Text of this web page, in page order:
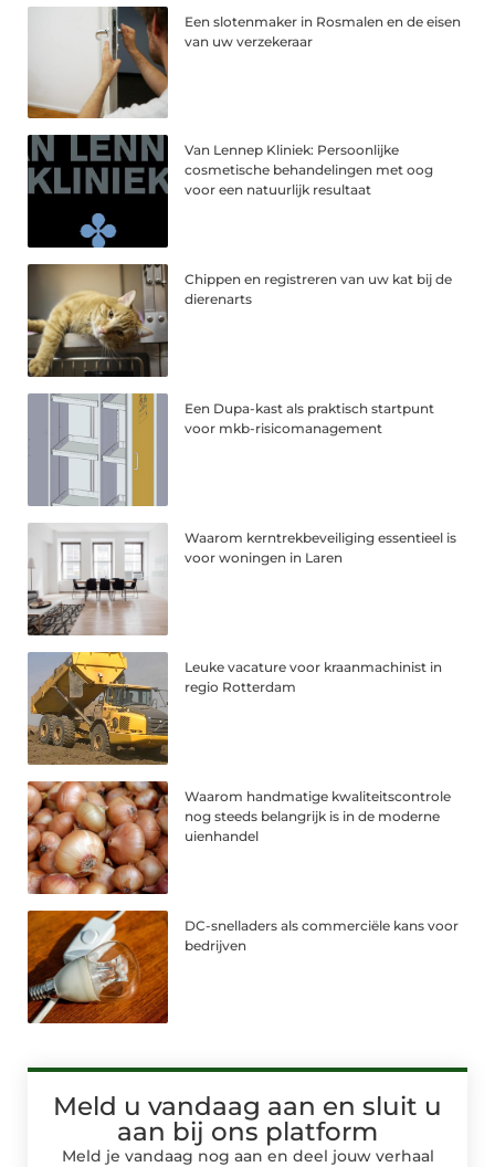
Een slotenmaker in Rosmalen en de eisen
van uw verzekeraar
Van Lennep Kliniek: Persoonlijke
cosmetische behandelingen met oog
voor een natuurlijk resultaat
Chippen en registreren van uw kat bij de
dierenarts
Een Dupa-kast als praktisch startpunt
voor mkb-risicomanagement
Waarom kerntrekbeveiliging essentieel is
voor woningen in Laren
Leuke vacature voor kraanmachinist in
regio Rotterdam
Waarom handmatige kwaliteitscontrole
nog steeds belangrijk is in de moderne
uienhandel
DC-snelladers als commerciële kans voor
bedrijven
Meld u vandaag aan en sluit u
aan bij ons platform
Meld je vandaag nog aan en deel jouw verhaal